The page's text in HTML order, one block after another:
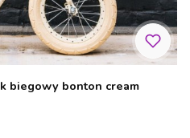
biegowy bonton cream